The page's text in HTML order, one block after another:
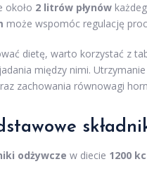
około 2 litrów płynów
może wspomóc regulację
dietę, warto korzystać z
między nimi.
zachowania równowagi
odżywcze w diecie 1200